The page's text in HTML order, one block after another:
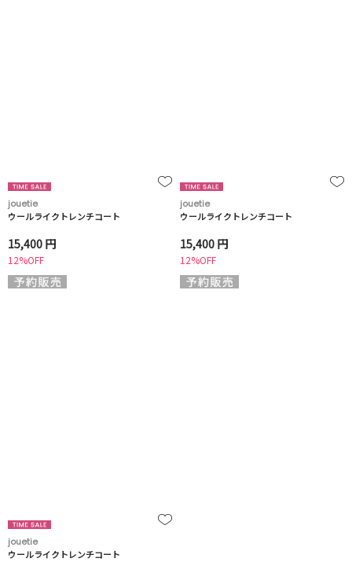
jouetie
ウールライクトレンチコート
15,400 円
12%OFF
jouetie
ウールライクトレンチコート
15,400 円
12%OFF
jouetie
ウールライクトレンチコート